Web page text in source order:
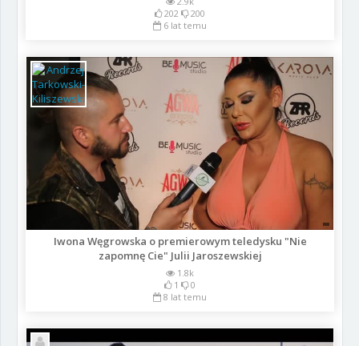
202
200
6 lat temu
Iwona Węgrowska o premierowym teledysku "Nie
zapomnę Cie" Julii Jaroszewskiej
1.8k
1
0
8 lat temu